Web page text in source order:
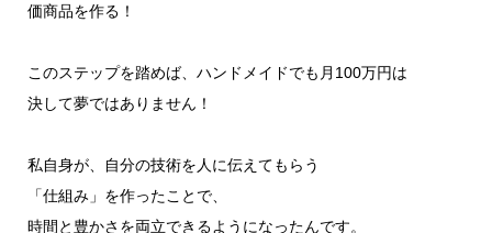
価商品を作る！
このステップを踏めば、ハンドメイドでも月100万円は
決して夢ではありません！
私自身が、自分の技術を人に伝えてもらう
「仕組み」を作ったことで、
時間と豊かさを両立できるようになったんです。